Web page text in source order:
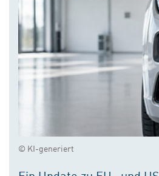
© KI-generiert